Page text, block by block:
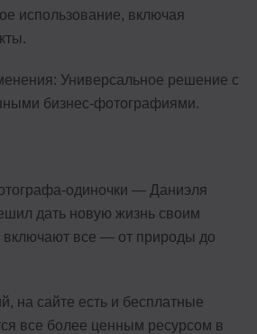
использование, включая
Универсальное решение с
бизнес-фотографиями.
одиночки — Даниэля
дать новую жизнь своим
включают все — от природы до
на сайте есть и бесплатные
все более ценным ресурсом в